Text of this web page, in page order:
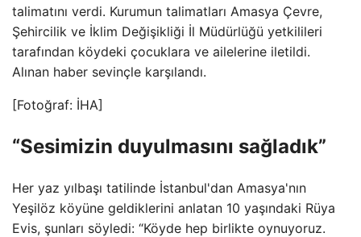
talimatını verdi. Kurumun talimatları Amasya Çevre,
Şehircilik ve İklim Değişikliği İl Müdürlüğü yetkilileri
tarafından köydeki çocuklara ve ailelerine iletildi.
Alınan haber sevinçle karşılandı.
[Fotoğraf: İHA]
“Sesimizin duyulmasını sağladık”
Her yaz yılbaşı tatilinde İstanbul'dan Amasya'nın
Yeşilöz köyüne geldiklerini anlatan 10 yaşındaki Rüya
Evis, şunları söyledi: “Köyde hep birlikte oynuyoruz.